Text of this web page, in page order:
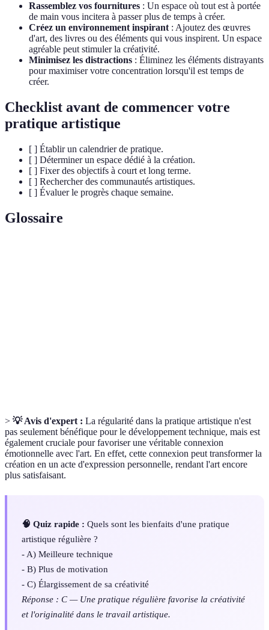
Rassemblez vos fournitures : Un espace où tout est à portée
de main vous incitera à passer plus de temps à créer.
Créez un environnement inspirant : Ajoutez des œuvres
d'art, des livres ou des éléments qui vous inspirent. Un espace
agréable peut stimuler la créativité.
Minimisez les distractions : Éliminez les éléments distrayants
pour maximiser votre concentration lorsqu'il est temps de
créer.
Checklist avant de commencer votre
pratique artistique
[ ] Établir un calendrier de pratique.
[ ] Déterminer un espace dédié à la création.
[ ] Fixer des objectifs à court et long terme.
[ ] Rechercher des communautés artistiques.
[ ] Évaluer le progrès chaque semaine.
Glossaire
> 💡 Avis d'expert : La régularité dans la pratique artistique n'est
pas seulement bénéfique pour le développement technique, mais est
également cruciale pour favoriser une véritable connexion
émotionnelle avec l'art. En effet, cette connexion peut transformer la
création en un acte d'expression personnelle, rendant l'art encore
plus satisfaisant.
🧠 Quiz rapide : Quels sont les bienfaits d'une pratique
artistique régulière ?
- A) Meilleure technique
- B) Plus de motivation
- C) Élargissement de sa créativité
Réponse : C — Une pratique régulière favorise la créativité
et l'originalité dans le travail artistique.